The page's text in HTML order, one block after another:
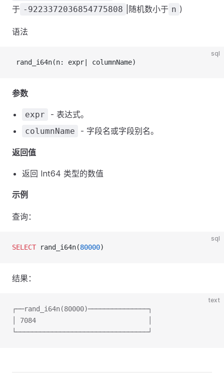
于 -9223372036854775808 |随机数小于 n )
语法
sql
rand_i64n(n: expr| columnName)
参数
expr - 表达式。
columnName - 字段名或字段别名。
返回值
返回 Int64 类型的数值
示例
查询：
sql
SELECT rand_i64n(80000)
结果：
text
┌──rand_i64n(80000)───────────────┐
│ 7084                            │
└─────────────────────────────────┘